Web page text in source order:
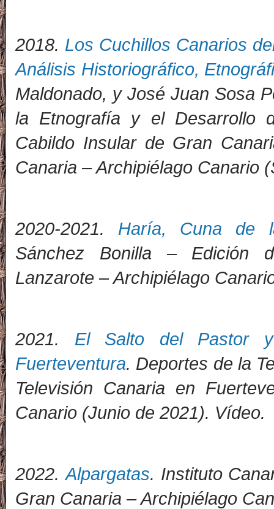
2018. Los Cuchillos Canarios
Análisis Historiográfico,
Maldonado, y José Juan Sosa
la Etnografía y el Desarrollo
Cabildo Insular de Gran
Canaria – Archipiélago Canario
2020-2021. Haría, Cuna de
Sánchez Bonilla – Edición
Lanzarote – Archipiélago
2021. El Salto del Pastor
Fuerteventura. Deportes de la
Televisión Canaria en
Canario (Junio de 2021). Vídeo.
2022.Alpargatas. Instituto
Gran Canaria – Archipiélago